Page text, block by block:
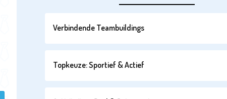
Verbindende Teambuildings
Topkeuze: Sportief & Actief